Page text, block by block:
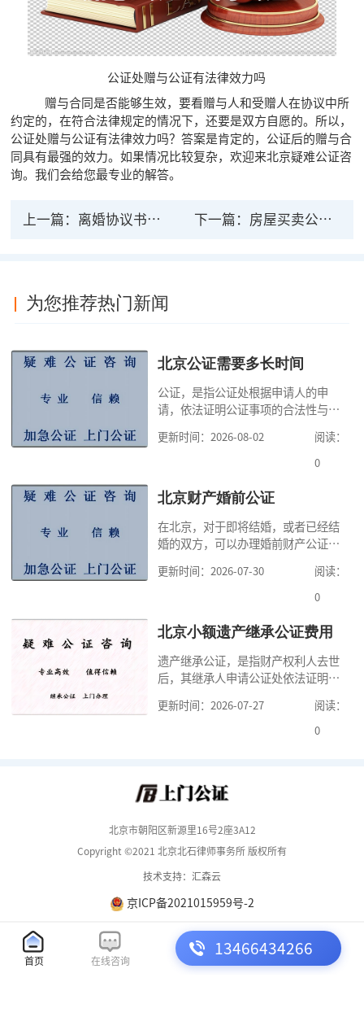
公证处赠与公证有法律效力吗
赠与合同是否能够生效，要看赠与人和受赠人在协议中所
约定的，在符合法律规定的情况下，还要是双方自愿的。所以，
公证处赠与公证有法律效力吗？答案是肯定的，公证后的赠与合
同具有最强的效力。如果情况比较复杂，欢迎来北京疑难公证咨
询。我们会给您最专业的解答。
上一篇： 离婚协议书公证处公证有法律效力吗 下一篇： 房屋买卖公证有法律效力吗？
为您推荐热门新闻
北京公证需要多长时间
公证，是指公证处根据申请人的申
请，依法证明公证事项的合法性与真
高公证事项的效力，固定证据，但是
很多人不知道在北京办理公证需要多
家，办理公证的时候除了需要按照公
道北京公证需要什么材料,北京公证需
要多少钱？北京公
更新时间：2026-08-02
阅读：
0
北京财产婚前公证
在北京，对于即将结婚，或者已经结
婚的双方，可以办理婚前财产公证，
式，可以避免个人财产引发的纠纷，
但是，在北京办理婚前财产公证，除
料外，公证咨询告诉大家，我们有必
京婚前财产公证机构？了解这些不仅
有利于我们根
更新时间：2026-07-30
阅读：
0
北京小额遗产继承公证费用
遗产继承公证，是指财产权利人去世
后，其继承人申请公证处依法证明继
的证明活动。通过公证，继承人可以
拿着享有继承权的公证书办理遗产过
费。我们在办理继承公证的时候，需
更新时间：2026-07-27
阅读：
0
首页 在线咨询
13466434266
北京市朝阳区新源里16号2座3A12
Copyright ©2021 北京北石律师事务所 版权所有
技术支持：汇森云
京ICP备2021015959号-2